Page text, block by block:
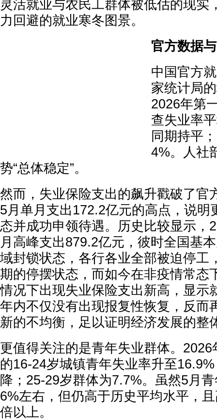
灵活就业与农民工群体被低估的现实
力回避的就业寒冬图景。
官方数据
中国官方
家统计局
2026年第
查失业率
同期持平
4%。人社
势“总体稳定”。
然而，失业保险支出的飙升戳破了官
5月单月支出172.2亿元的高点，说明
态并成功申领待遇。历史比较显示，
月高峰支出879.2亿元，彼时全国基
域封锁状态，各行各业全部被迫停工
期的停摆状态，而如今在非疫情常态
情况下出现失业保险支出新高，显示
年内不仅没有出现报复性恢复，反而
新的不均衡，足以证明经济发展的整
更值得关注的是青年失业群体。
的16-24岁城镇青年失业率升至
降；25-29岁群体为7.7%。虽然5月
6%左右，但仍高于历史平均水平，
倍以上。